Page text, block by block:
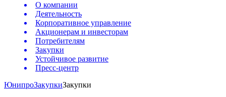
О компании
Деятельность
Корпоративное управление
Акционерам и инвесторам
Потребителям
Закупки
Устойчивое развитие
Пресс-центр
ЮнипроЗакупкиЗакупки